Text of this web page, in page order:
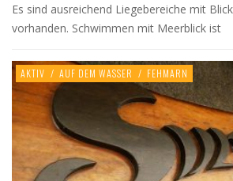
Es sind ausreichend Liegebereiche mit
vorhanden. Schwimmen mit Meerblick ist
AKTIV / AUF DEM WASSER / FEHMARN